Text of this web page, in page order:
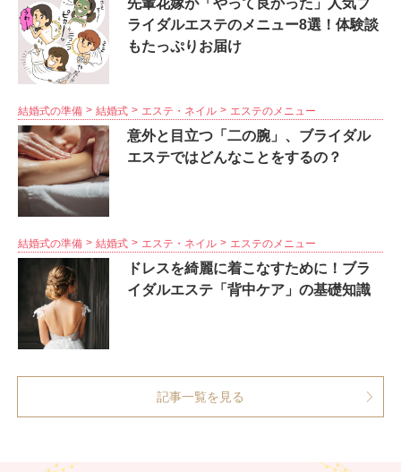
ライダルエステのメニュー8選！体験談
もたっぷりお届け
結婚式の準備 結婚式 エステ・ネイル エステのメニュー
意外と目立つ「二の腕」、ブライダル
エステではどんなことをするの？
結婚式の準備 結婚式 エステ・ネイル エステのメニュー
ドレスを綺麗に着こなすために！ブラ
イダルエステ「背中ケア」の基礎知識
記事一覧を見る